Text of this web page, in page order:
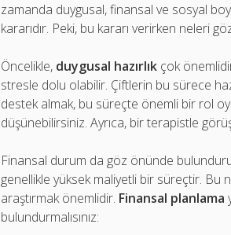
zamanda duygusal, finansal ve sosyal
kararıdır. Peki, bu kararı verirken neleri
Öncelikle, duygusal hazırlık çok
stresle dolu olabilir. Çiftlerin bu sürece
destek almak, bu süreçte önemli bir rol
düşünebilirsiniz. Ayrıca, bir terapistle
Finansal durum da göz önünde
genellikle yüksek maliyetli bir süreçtir. Bu
araştırmak önemlidir. Finansal planlama
bulundurmalısınız: